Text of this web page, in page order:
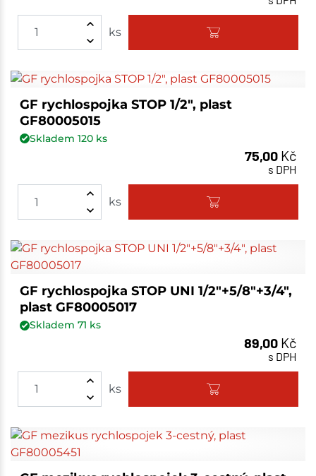
ks
GF rychlospojka STOP 1/2", plast
GF80005015
Skladem 120ks
75,00 Kč
s DPH
ks
GF rychlospojka STOP UNI 1/2"+5/8"+3/4",
plast GF80005017
Skladem 71 ks
89,00 Kč
s DPH
ks